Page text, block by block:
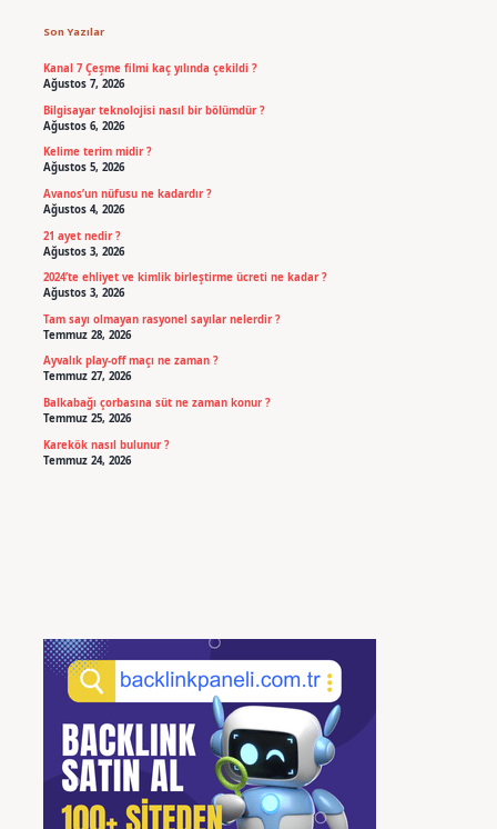
Son Yazılar
Kanal 7 Çeşme filmi kaç yılında çekildi ?
Ağustos 7, 2026
Bilgisayar teknolojisi nasıl bir bölümdür ?
Ağustos 6, 2026
Kelime terim midir ?
Ağustos 5, 2026
Avanos’un nüfusu ne kadardır ?
Ağustos 4, 2026
21 ayet nedir ?
Ağustos 3, 2026
2024’te ehliyet ve kimlik birleştirme ücreti ne kadar ?
Ağustos 3, 2026
Tam sayı olmayan rasyonel sayılar nelerdir ?
Temmuz 28, 2026
Ayvalık play-off maçı ne zaman ?
Temmuz 27, 2026
Balkabağı çorbasına süt ne zaman konur ?
Temmuz 25, 2026
Karekök nasıl bulunur ?
Temmuz 24, 2026